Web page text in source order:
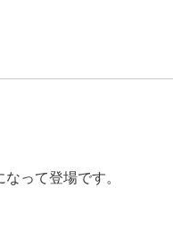
って登場です。